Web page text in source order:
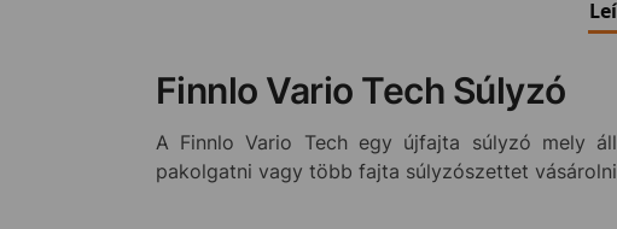
Finnlo Vario Tech Súlyzó
A Finnlo Vario Tech egy újfajta súlyzó mely
pakolgatni vagy több fajta súlyzószettet